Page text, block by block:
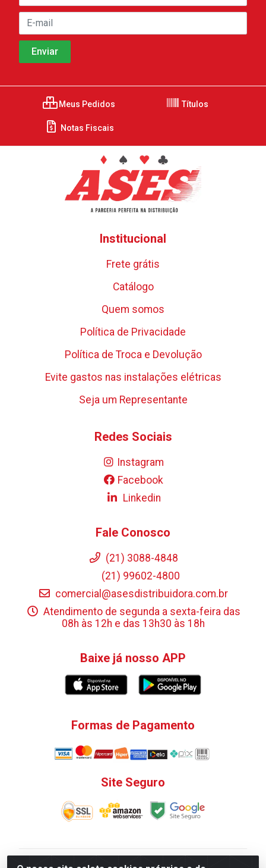
Meus Pedidos Títulos
Notas Fiscais
Institucional
Frete grátis
Catálogo
Quem somos
Política de Privacidade
Política de Troca e Devolução
Evite gastos nas instalações elétricas
Seja um Representante
Redes Sociais
Instagram
Facebook
Linkedin
Fale Conosco
(21) 3088-4848
(21) 99602-4800
comercial@asesdistribuidora.com.br
Atendimento de segunda a sexta-feira das
08h às 12h e das 13h30 às 18h
Baixe já nosso APP
Formas de Pagamento
Site Seguro